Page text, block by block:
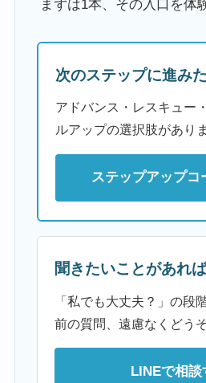
まずは1本、その入口を体
次のステップに進み
アドバンス・レスキュー
ルアップの選択肢があり
ステップアップコ
聞きたいことがあれ
「私でも大丈夫？」の段
前の質問、遠慮なくどうぞ
LINEで相談